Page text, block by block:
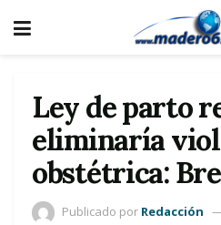
Ley de parto
eliminaría
obstétrica:
Publicado por Redacción